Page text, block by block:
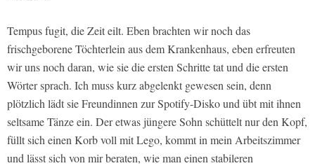
Tempus fugit, die Zeit eilt. Eben brachten wir noch das
frischgeborene Töchterlein aus dem Krankenhaus, eben erfreuten
wir uns noch daran, wie sie die ersten Schritte tat und die ersten
Wörter sprach. Ich muss kurz abgelenkt gewesen sein, denn
plötzlich lädt sie Freundinnen zur Spotify-Disko und übt mit ihnen
seltsame Tänze ein. Der etwas jüngere Sohn schüttelt nur den Kopf,
füllt sich einen Korb voll mit Lego, kommt in mein Arbeitszimmer
und lässt sich von mir beraten, wie man einen stabileren